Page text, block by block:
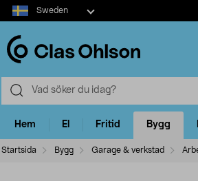
Select
market
Sweden
Hem El Fritid Bygg
Startsida Bygg Garage & verkstad